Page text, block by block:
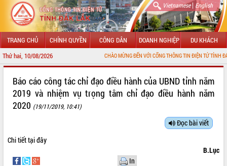
Vietnamese| English
TRANG CHỦ CHÍNH QUYỀN CÔNG DÂN DOANH NGHIỆP DU KHÁCH
Thứ hai, 10/08/2026 CHÀO MỪNG ĐẾN VỚI CỔNG THÔNG TIN ĐIỆN TỬ TỈNH ĐẮK LẮK
LÃNH ĐẠO UBND TỈNH
SỞ, BAN, NGÀNH
UBND CÁC XÃ, PHƯỜNG
Báo cáo công tác chỉ đạo điều hành của UBND tỉnh năm
2019 và nhiệm vụ trọng tâm chỉ đạo điều hành năm
2020 (19/11/2019, 10:41)
Đọc bài viết
Chi tiếttại đây
B.Lục
In